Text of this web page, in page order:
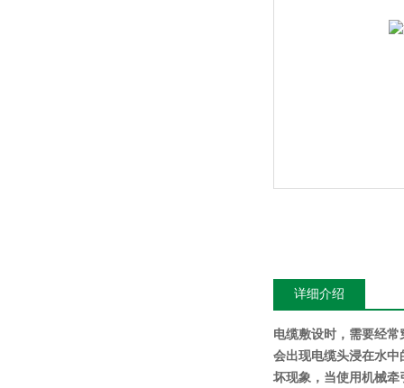
详细介绍
电缆敷设时，需要经
会出现电缆头浸在水
坏现象，当使用机械